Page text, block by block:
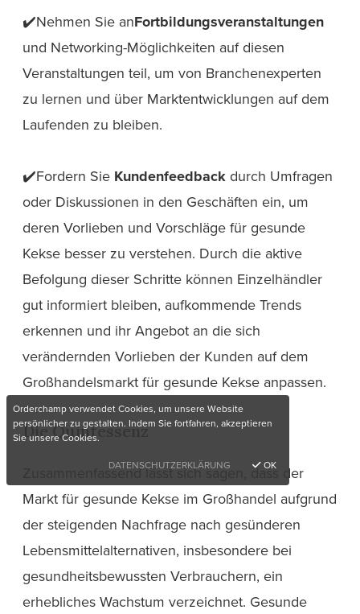
✔️Nehmen Sie anFortbildungsveranstaltungen
und Networking-Möglichkeiten auf diesen
Veranstaltungen teil, um von Branchenexperten
zu lernen und über Marktentwicklungen auf dem
Laufenden zu bleiben.
✔️Fordern Sie Kundenfeedback durch Umfragen
oder Diskussionen in den Geschäften ein, um
deren Vorlieben und Vorschläge für gesunde
Kekse besser zu verstehen. Durch die aktive
Befolgung dieser Schritte können Einzelhändler
gut informiert bleiben, aufkommende Trends
erkennen und ihr Angebot an die sich
verändernden Vorlieben der Kunden auf dem
Großhandelsmarkt für gesunde Kekse anpassen.
Die Quintessenz
Zusammenfassend lässt sich sagen, dass der
Markt für gesunde Kekse im Großhandel aufgrund
der steigenden Nachfrage nach gesünderen
Lebensmittelalternativen, insbesondere bei
gesundheitsbewussten Verbrauchern, ein
erhebliches Wachstum verzeichnet. Gesunde
Orderchamp verwendet Cookies, um unsere Website
persönlicher zu gestalten. Indem Sie fortfahren, akzeptieren
Sie unsere Cookies.
DATENSCHUTZERKLÄRUNG
OK